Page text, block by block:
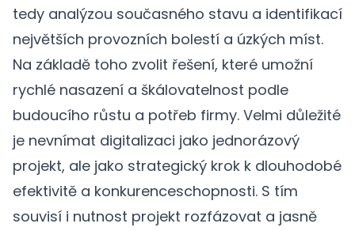
tedy analýzou současného stavu a identifikací
největších provozních bolestí a úzkých míst.
Na základě toho zvolit řešení, které umožní
rychlé nasazení a škálovatelnost podle
budoucího růstu a potřeb firmy. Velmi důležité
je nevnímat digitalizaci jako jednorázový
projekt, ale jako strategický krok k dlouhodobé
efektivitě a konkurenceschopnosti. S tím
souvisí i nutnost projekt rozfázovat a jasně